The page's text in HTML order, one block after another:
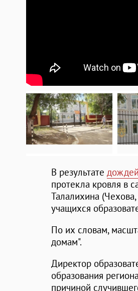
В результате
протекла кровля в
Талалихина
учащихся
По их словам,
домам".
Директор
образования
причиной